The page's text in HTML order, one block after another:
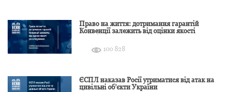
Право на життя: дотримання гарантій
Конвенції залежить від оцінки якості
100 828
ЄСПЛ наказав Росії утриматися від атак на
цивільні об’єкти України